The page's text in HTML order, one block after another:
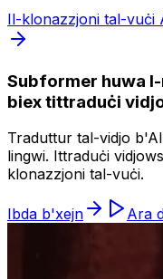
Il-klonazzjoni tal-vuċi
Subformer huwa
biex tittraduċi
Traduttur tal-vidjo
lingwi. Ittraduċi
klonazzjoni tal-vuċi.
Ibda b'xejn Ara